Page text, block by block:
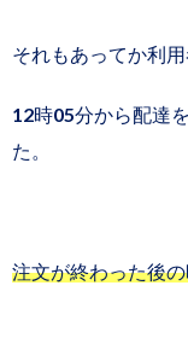
それもあってか利
12時05分から配達
た。
注文が終わった後